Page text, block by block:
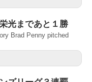
光まであと１勝
Brad Penny pitched